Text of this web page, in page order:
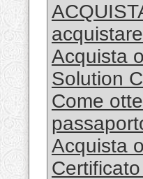
Acquista
Solution
Come
Acquista